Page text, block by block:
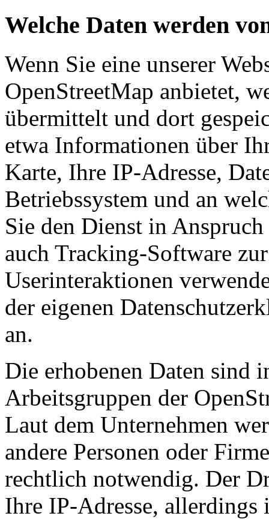
Welche Daten werden
Wenn Sie eine unserer
OpenStreetMap anbietet,
übermittelt und dort
etwa Informationen über
Karte, Ihre IP-Adresse,
Betriebssystem und an
Sie den Dienst in
auch Tracking-Software
Userinteraktionen
der eigenen
an.
Die erhobenen Daten sind
Arbeitsgruppen der
Laut dem Unternehmen
andere Personen oder
rechtlich notwendig. Der
Ihre IP-Adresse, allerdings